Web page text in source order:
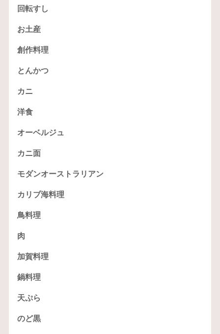
回転すし
お土産
創作料理
とんかつ
カニ
洋食
オーベルジュ
カニ面
モダンオーストラリアン
カリブ海料理
鳥料理
肉
加賀料理
鍋料理
天ぷら
のど黒